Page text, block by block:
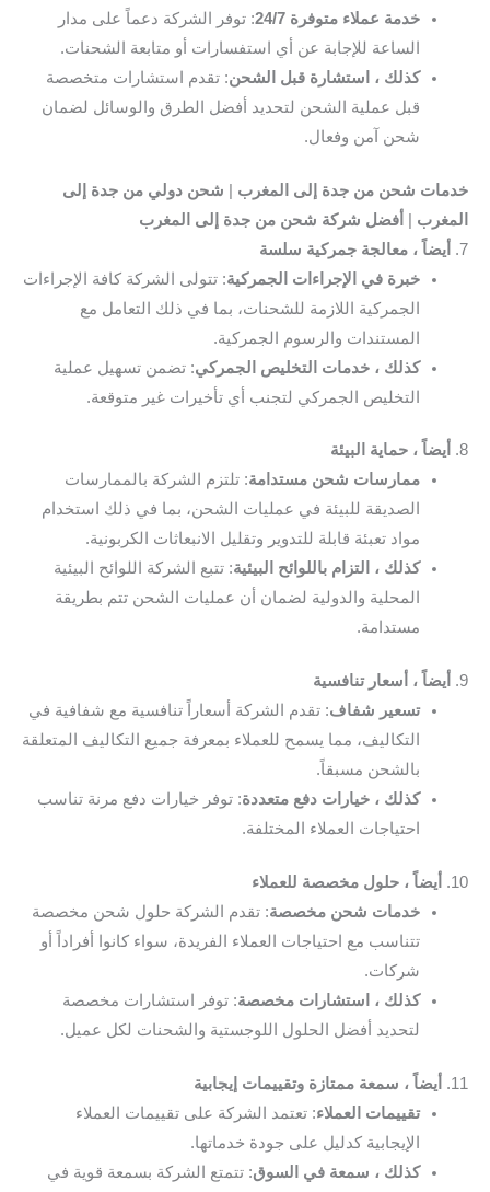
خدمة عملاء متوفرة 24/7
: توفر الشركة دعماً على مدار
الساعة للإجابة عن أي استفسارات أو متابعة الشحنات.
كذلك ، استشارة قبل الشحن: تقدم استشارات متخصصة
قبل عملية الشحن لتحديد أفضل الطرق والوسائل لضمان
شحن آمن وفعال.
خدمات شحن من جدة إلى المغرب | شحن دولي من جدة إلى
المغرب | أفضل شركة شحن من جدة إلى المغرب
7.
أيضاً ، معالجة جمركية سلسة
خبرة في الإجراءات الجمركية: تتولى الشركة كافة الإجراءات
الجمركية اللازمة للشحنات، بما في ذلك التعامل مع
المستندات والرسوم الجمركية.
كذلك ، خدمات التخليص الجمركي: تضمن تسهيل عملية
التخليص الجمركي لتجنب أي تأخيرات غير متوقعة.
8.
أيضاً ، حماية البيئة
ممارسات شحن مستدامة: تلتزم الشركة بالممارسات
الصديقة للبيئة في عمليات الشحن، بما في ذلك استخدام
مواد تعبئة قابلة للتدوير وتقليل الانبعاثات الكربونية.
كذلك ، التزام باللوائح البيئية: تتبع الشركة اللوائح البيئية
المحلية والدولية لضمان أن عمليات الشحن تتم بطريقة
مستدامة.
9.
أيضاً ، أسعار تنافسية
تسعير شفاف: تقدم الشركة أسعاراً تنافسية مع شفافية في
التكاليف، مما يسمح للعملاء بمعرفة جميع التكاليف المتعلقة
بالشحن مسبقاً.
كذلك ، خيارات دفع متعددة: توفر خيارات دفع مرنة تناسب
احتياجات العملاء المختلفة.
10.
أيضاً ، حلول مخصصة للعملاء
خدمات شحن مخصصة: تقدم الشركة حلول شحن مخصصة
تتناسب مع احتياجات العملاء الفريدة، سواء كانوا أفراداً أو
شركات.
كذلك ، استشارات مخصصة: توفر استشارات مخصصة
لتحديد أفضل الحلول اللوجستية والشحنات لكل عميل.
11.
أيضاً ، سمعة ممتازة وتقييمات إيجابية
تقييمات العملاء: تعتمد الشركة على تقييمات العملاء
الإيجابية كدليل على جودة خدماتها.
كذلك ، سمعة في السوق: تتمتع الشركة بسمعة قوية في